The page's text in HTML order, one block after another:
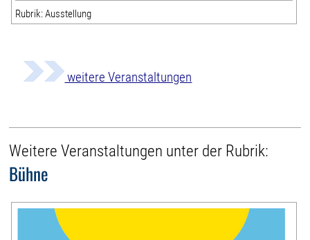
Rubrik: Ausstellung
weitere Veranstaltungen
Weitere Veranstaltungen unter der Rubrik:
Bühne